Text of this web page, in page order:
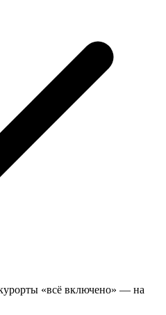
«всё включено» — на